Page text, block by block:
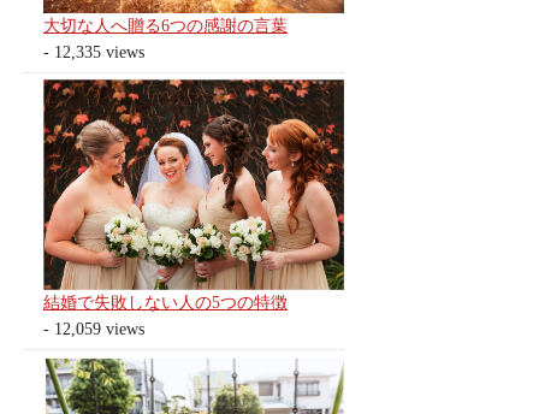
大切な人へ贈る6つの感謝の言葉
- 12,335 views
結婚で失敗しない人の5つの特徴
- 12,059 views